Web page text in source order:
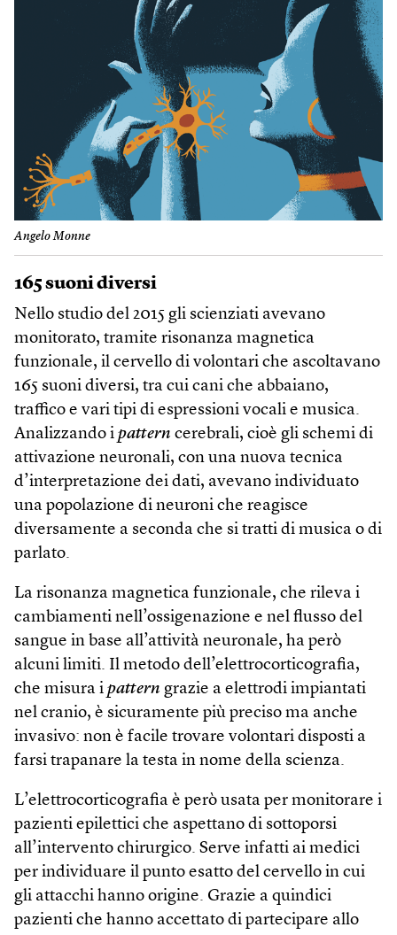
Angelo Monne
165 suoni diversi
Nello studio del 2015 gli scienziati avevano
monitorato, tramite risonanza magnetica
funzionale, il cervello di volontari che ascoltavano
165 suoni diversi, tra cui cani che abbaiano,
traffico e vari tipi di espressioni vocali e musica.
Analizzando i pattern cerebrali, cioè gli schemi di
attivazione neuronali, con una nuova tecnica
d’interpretazione dei dati, avevano individuato
una popolazione di neuroni che reagisce
diversamente a seconda che si tratti di musica o di
parlato.
La risonanza magnetica funzionale, che rileva i
cambiamenti nell’ossigenazione e nel flusso del
sangue in base all’attività neuronale, ha però
alcuni limiti. Il metodo dell’elettrocorticografia,
che misura i pattern grazie a elettrodi impiantati
nel cranio, è sicuramente più preciso ma anche
invasivo: non è facile trovare volontari disposti a
farsi trapanare la testa in nome della scienza.
L’elettrocorticografia è però usata per monitorare i
pazienti epilettici che aspettano di sottoporsi
all’intervento chirurgico. Serve infatti ai medici
per individuare il punto esatto del cervello in cui
gli attacchi hanno origine. Grazie a quindici
pazienti che hanno accettato di partecipare allo